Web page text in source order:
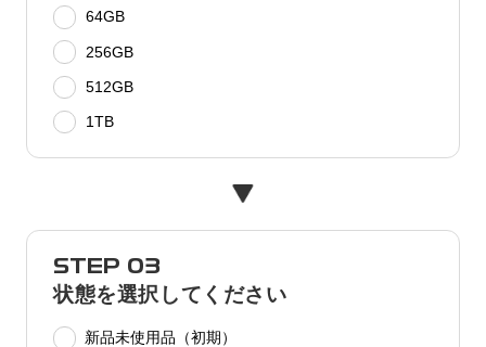
64GB
256GB
512GB
1TB
STEP 03
状態を選択してください
新品未使用品（初期）